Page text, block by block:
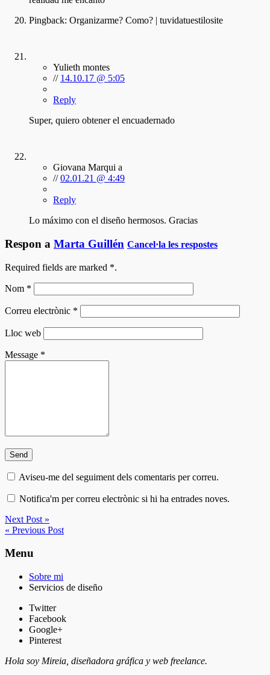
Pingback: Organizarme? Como? | tuvidatuestilosite
Yulieth montes
// 14.10.17 @ 5:05
Reply
Super, quiero obtener el encuadernado
Giovana Marqui a
//02.01.21 @ 4:49
Reply
Lo máximo con el diseño hermosos. Gracias
Respon a Marta Guillén Cancel·la les respostes
Required fields are marked *.
Nom *
Correu electrònic *
Lloc web
Message *
Aviseu-me del seguiment dels comentaris per correu.
Notifica'm per correu electrònic si hi ha entrades noves.
Next Post »
« Previous Post
Menu
Sobre mi
Servicios de diseño
Twitter
Facebook
Google+
Pinterest
Hola soy Mireia, diseñadora gráfica y web freelance.